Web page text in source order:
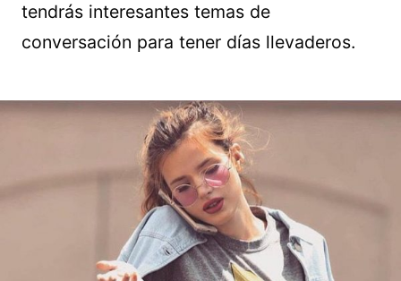
tendrás interesantes temas de
conversación para tener días llevaderos.